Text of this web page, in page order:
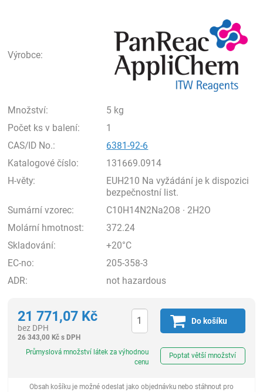
Výrobce:
Množství:
5 kg
Počet ks v balení:
1
CAS/ID No.:
6381-92-6
Katalogové číslo:
131669.0914
H-věty:
EUH210 Na vyžádání je k dispozici
bezpečnostní list.
Sumární vzorec:
C10H14N2Na2O8 · 2H2O
Molární hmotnost:
372.24
Skladování:
+20°C
EC-no:
205-358-3
ADR:
not hazardous
21 771,07 Kč
bez DPH
26 343,00Kč s DPH
Do košíku
Průmyslová množství látek za výhodnou
cenu
Poptat větší množství
Obsah košíku je možné odeslat jako objednávku nebo stáhnout pro